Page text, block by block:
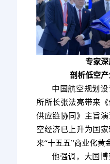
专家深
剖析低空
中国航空规划
所所长张法亮带来
供应链协同》主旨
空经济已上升为国
来“十五五”商业化黄
他强调，大国